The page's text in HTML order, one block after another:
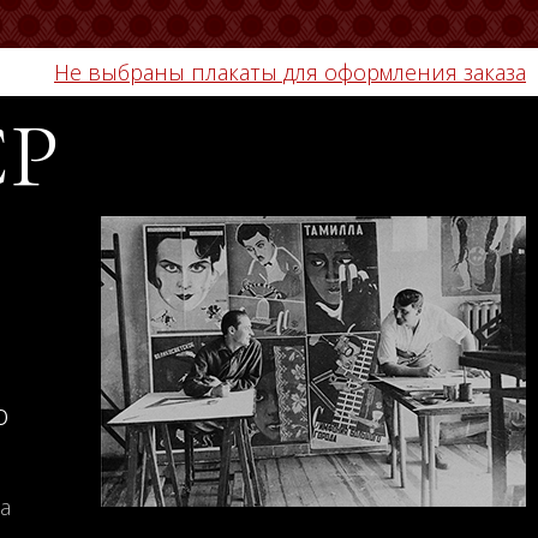
Не выбраны плакаты для оформления заказа